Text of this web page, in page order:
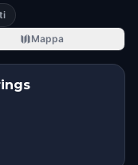
Mappa